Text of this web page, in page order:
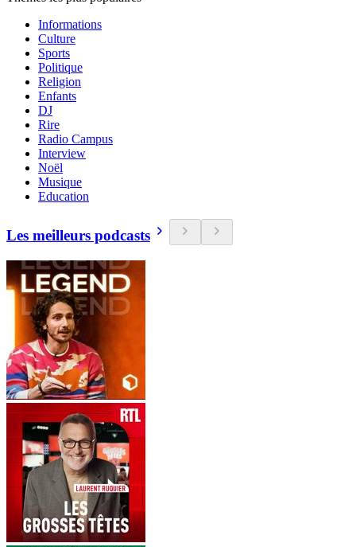
Informations
Culture
Sports
Politique
Religion
Enfants
DJ
Rire
Radio Campus
Interview
Noël
Musique
Education
Les meilleurs podcasts